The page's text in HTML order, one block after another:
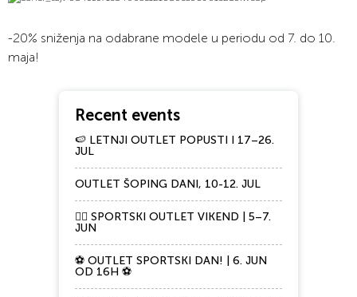
-20% sniženja na odabrane modele u periodu od 7. do 10.
maja!
Recent events
🍉 LETNJI OUTLET POPUSTI I 17–26.
JUL
OUTLET ŠOPING DANI, 10-12. JUL
🏃‍♀️ SPORTSKI OUTLET VIKEND | 5–7.
JUN
⚽ OUTLET SPORTSKI DAN! | 6. JUN
OD 16H ⚽